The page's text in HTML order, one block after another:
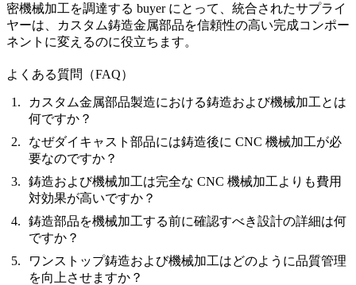
密機械加工を調達する buyer にとって、統合されたサプライ
ヤーは、カスタム鋳造金属部品を信頼性の高い完成コンポー
ネントに変えるのに役立ちます。
よくある質問（FAQ）
カスタム金属部品製造における鋳造および機械加工とは
何ですか？
なぜダイキャスト部品には鋳造後に CNC 機械加工が必
要なのですか？
鋳造および機械加工は完全な CNC 機械加工よりも費用
対効果が高いですか？
鋳造部品を機械加工する前に確認すべき設計の詳細は何
ですか？
ワンストップ鋳造および機械加工はどのように品質管理
を向上させますか？